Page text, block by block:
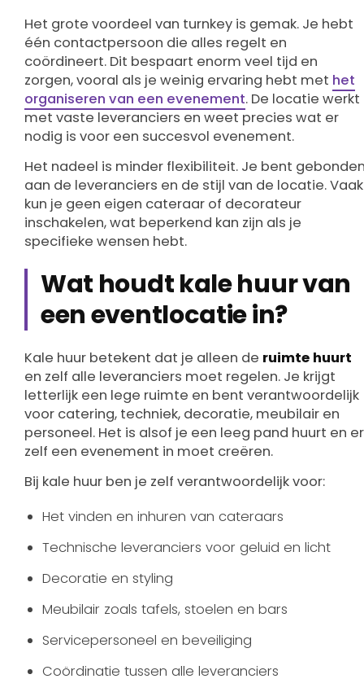
Het grote voordeel van turnkey is gemak. Je hebt
één contactpersoon die alles regelt en
coördineert. Dit bespaart enorm veel tijd en
zorgen, vooral als je weinig ervaring hebt met het
organiseren van een evenement. De locatie werkt
met vaste leveranciers en weet precies wat er
nodig is voor een succesvol evenement.
Het nadeel is minder flexibiliteit. Je bent
aan de leveranciers en de stijl van de locatie. Vaak
kun je geen eigen cateraar of decorateur
inschakelen, wat beperkend kan zijn als je
specifieke wensen hebt.
Wat houdt kale huur van
een eventlocatie in?
Kale huur betekent dat je alleen de ruimte huurt
en zelf alle leveranciers moet regelen. Je krijgt
letterlijk een lege ruimte en bent verantwoordelijk
voor catering, techniek, decoratie, meubilair en
personeel. Het is alsof je een leeg pand huurt en er
zelf een evenement in moet creëren.
Bij kale huur ben je zelf verantwoordelijk voor:
Het vinden en inhuren van cateraars
Technische leveranciers voor geluid en licht
Decoratie en styling
Meubilair zoals tafels, stoelen en bars
Servicepersoneel en beveiliging
Coördinatie tussen alle leveranciers